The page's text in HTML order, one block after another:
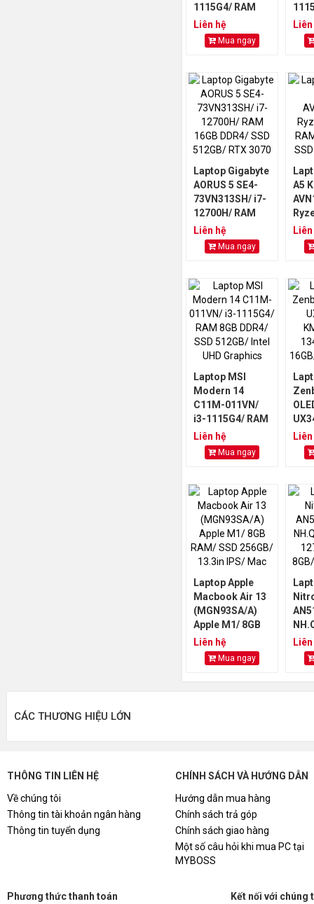
1115G4/ RAM
8GB DDR4/ SSD
256GB/ Intel
UHD Graphics
Liên hệ
Mua ngay
Laptop Gigabyte
AORUS 5 SE4-
73VN313SH/ i7-
12700H/ RAM
16GB DDR4/
SSD 512GB/ RTX
3070 8GB
Liên hệ
Mua ngay
A5
Laptop MSI
Modern 14
C11M-011VN/
i3-1115G4/ RAM
8GB DDR4/ SSD
512GB/ Intel
UHD Graphics
Liên hệ
Mua ngay
Xe
Laptop Apple
Macbook Air 13
(MGN93SA/A)
Apple M1/ 8GB
RAM/ SSD
256GB/ 13.3in
IPS/ Mac OS/
Liên hệ
Mua ngay
i7
CÁC THƯƠNG HIỆU LỚN
THÔNG TIN LIÊN HỆ
Về chúng tôi
Thông tin tài khoản ngân hàng
Thông tin tuyển dụng
CHÍNH SÁCH VÀ HƯỚNG DẪN
Hướng dẫn mua hàng
Chính sách trả góp
Chính sách giao hàng
Một số câu hỏi khi mua PC tại
MYBOSS
Phương thức thanh toán Kết nối với chúng